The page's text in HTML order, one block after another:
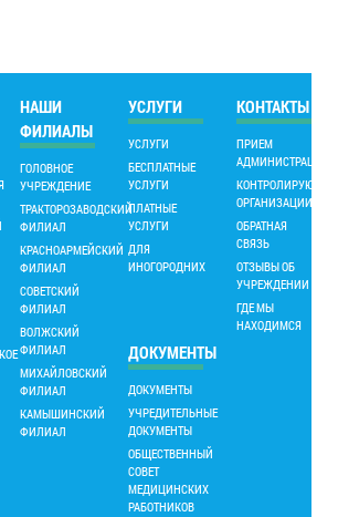
НАШИ
ФИЛИАЛЫ
ГОЛОВНОЕ
УЧРЕЖДЕНИЕ
ТРАКТОРОЗАВОДСКИЙ
ФИЛИАЛ
КРАСНОАРМЕЙСКИЙ
ФИЛИАЛ
СОВЕТСКИЙ
ФИЛИАЛ
ВОЛЖСКИЙ
ФИЛИАЛ
МИХАЙЛОВСКИЙ
ФИЛИАЛ
КАМЫШИНСКИЙ
ФИЛИАЛ
УСЛУГИ
УСЛУГИ
БЕСПЛАТНЫЕ
УСЛУГИ
ПЛАТНЫЕ
УСЛУГИ
ДЛЯ
ИНОГОРОДНИХ
КОНТАКТЫ
ПРИЕМ
АДМИНИСТРАЦИИ
КОНТРОЛИРУЮЩИЕ
ОРГАНИЗАЦИИ
ОБРАТНАЯ
СВЯЗЬ
ОТЗЫВЫ ОБ
УЧРЕЖДЕНИИ
ГДЕ МЫ
НАХОДИМСЯ
ДОКУМЕНТЫ
ДОКУМЕНТЫ
УЧРЕДИТЕЛЬНЫЕ
ДОКУМЕНТЫ
ОБЩЕСТВЕННЫЙ
СОВЕТ
МЕДИЦИНСКИХ
РАБОТНИКОВ